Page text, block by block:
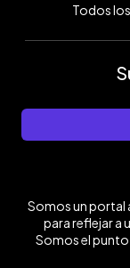
Todos
Somos un
para reflejar a
Somos el punto